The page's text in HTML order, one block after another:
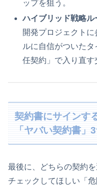
ップを狙う。
ハイブリッド戦略ル
開発プロジェクト
ルに自信がついた
任契約」で入り直す
契約書にサインす
「ヤバい契約書」
最後に、どちらの契約
チェックしてほしい「